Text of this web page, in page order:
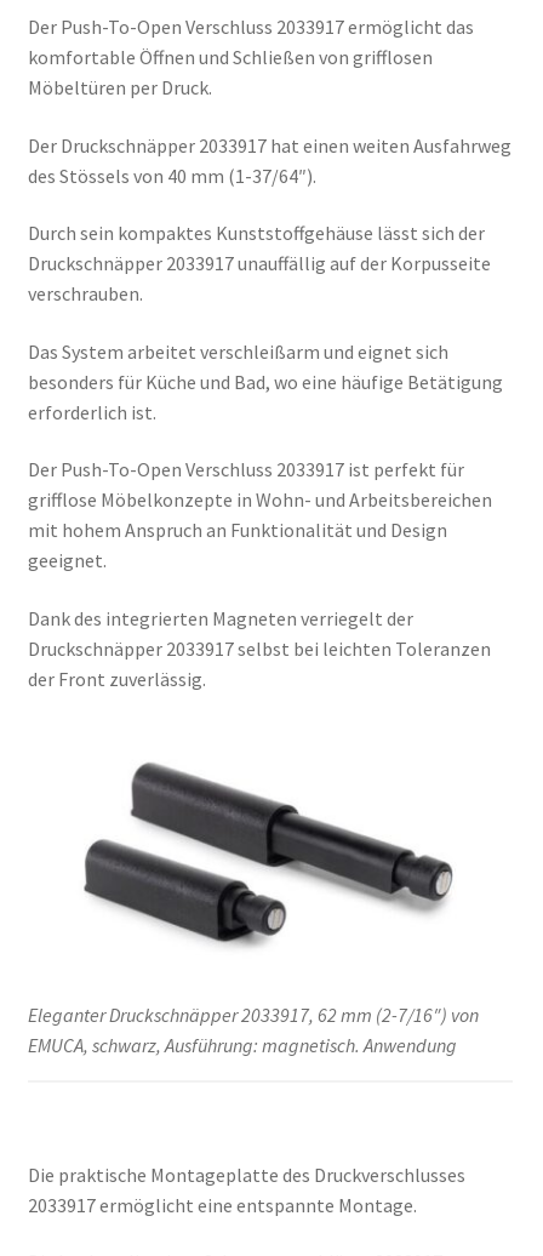
Der Push-To-Open Verschluss 2033917 ermöglicht das
komfortable Öffnen und Schließen von grifflosen
Möbeltüren per Druck.
Der Druckschnäpper 2033917 hat einen weiten Ausfahrweg
des Stössels von 40 mm (1-37/64″).
Durch sein kompaktes Kunststoffgehäuse lässt sich der
Druckschnäpper 2033917 unauffällig auf der Korpusseite
verschrauben.
Das System arbeitet verschleißarm und eignet sich
besonders für Küche und Bad, wo eine häufige Betätigung
erforderlich ist.
Der Push-To-Open Verschluss 2033917 ist perfekt für
grifflose Möbelkonzepte in Wohn- und Arbeitsbereichen
mit hohem Anspruch an Funktionalität und Design
geeignet.
Dank des integrierten Magneten verriegelt der
Druckschnäpper 2033917 selbst bei leichten Toleranzen
der Front zuverlässig.
Eleganter Druckschnäpper 2033917, 62 mm (2-7/16″) von
EMUCA, schwarz, Ausführung: magnetisch. Anwendung
Die praktische Montageplatte des Druckverschlusses
2033917 ermöglicht eine entspannte Montage.